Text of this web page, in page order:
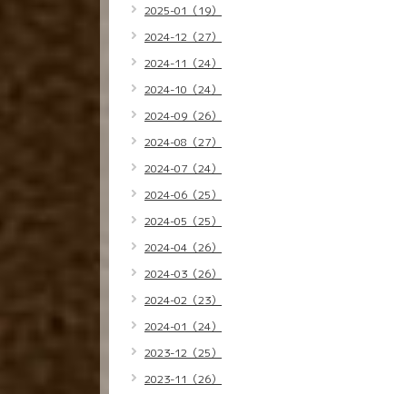
2025-01（19）
2024-12（27）
2024-11（24）
2024-10（24）
2024-09（26）
2024-08（27）
2024-07（24）
2024-06（25）
2024-05（25）
2024-04（26）
2024-03（26）
2024-02（23）
2024-01（24）
2023-12（25）
2023-11（26）